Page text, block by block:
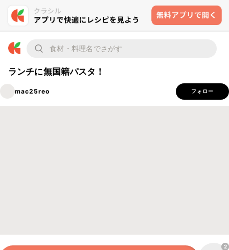
ランチに無国籍パスタ！
mac25reo フォロー
2